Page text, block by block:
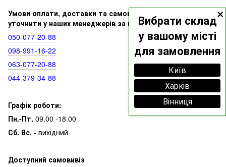
×
Вибрати склад
у вашому місті
для замовлення
Київ
Харків
Вінниця
Умови оплати, доставки та самовивозу ви можете
уточнити у наших менеджерів за номерами:
050‑077‑20‑88
098‑991‑16‑22
063‑077‑20‑88
044‑379‑34‑88
Графік роботи:
Пн.-Пт. 09.00 -18.00
Сб. Вс. - вихідний
Доступний самовивіз